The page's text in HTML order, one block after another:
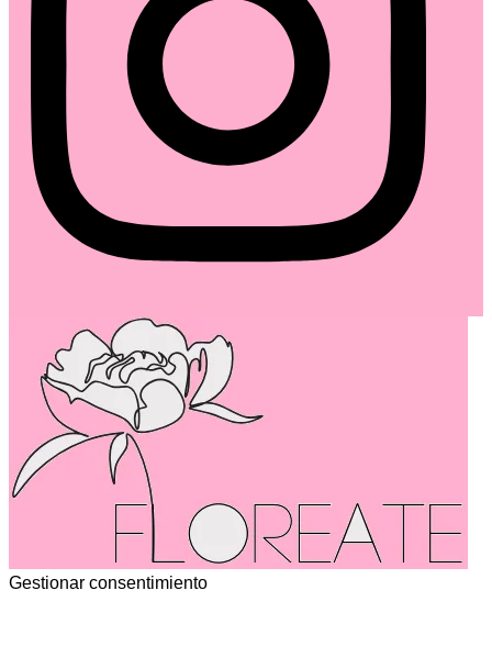
Gestionar consentimiento